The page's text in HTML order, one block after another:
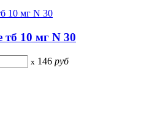
тб 10 мг N 30
x 146 руб